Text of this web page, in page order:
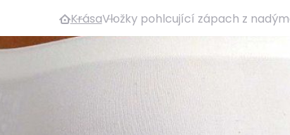
KrásaVložky pohlcující zápach z